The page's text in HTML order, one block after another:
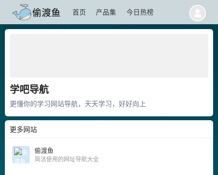
首页 产品集 今日热榜
学吧导航
更懂你的学习网站导航，天天学习，好好向上
更多网站
偷渡鱼
简洁使用的网址导航大全